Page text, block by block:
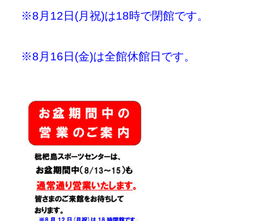
※8月12日(月祝)は18時で閉館です。
※8月16日(金)は全館休館日です。